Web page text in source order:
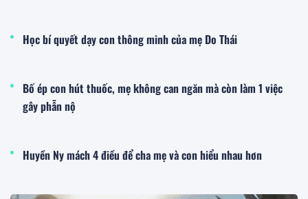
Học bí quyết dạy con thông minh của mẹ Do Thái
Bố ép con hút thuốc, mẹ không can ngăn mà còn làm 1 việc
gây phẫn nộ
Huyền Ny mách 4 điều để cha mẹ và con hiểu nhau hơn